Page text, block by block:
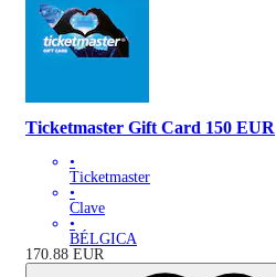
Ticketmaster Gift Card 150 EUR
•
Ticketmaster
•
Clave
•
BÉLGICA
170.88 EUR